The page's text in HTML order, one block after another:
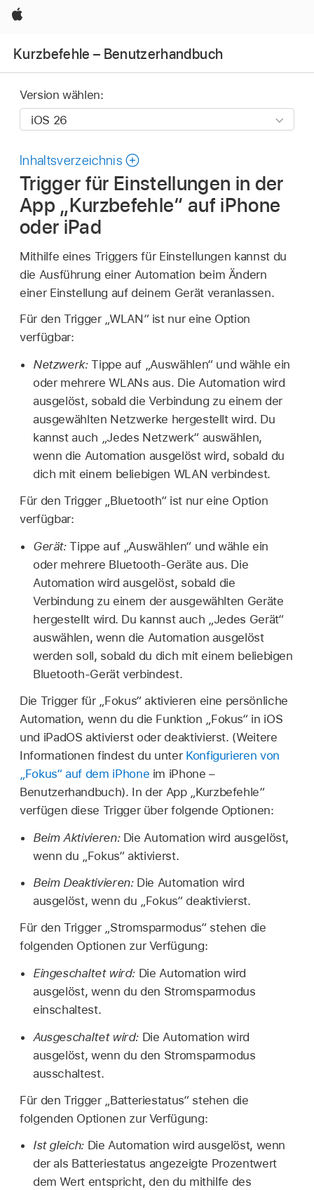
Apple
Kurzbefehle – Benutzerhandbuch
Version wählen:
Inhaltsverzeichnis
Trigger für Einstellungen in der
App „Kurzbefehle“ auf iPhone
oder iPad
Mithilfe eines Triggers für Einstellungen kannst du
die Ausführung einer Automation beim Ändern
einer Einstellung auf deinem Gerät veranlassen.
Für den Trigger „WLAN“ ist nur eine Option
verfügbar:
Netzwerk:Tippe auf „Auswählen“ und wähle ein
oder mehrere WLANs aus. Die Automation wird
ausgelöst, sobald die Verbindung zu einem der
ausgewählten Netzwerke hergestellt wird. Du
kannst auch „Jedes Netzwerk“ auswählen,
wenn die Automation ausgelöst wird, sobald du
dich mit einem beliebigen WLAN verbindest.
Für den Trigger „Bluetooth“ ist nur eine Option
verfügbar:
Gerät:Tippe auf „Auswählen“ und wähle ein
oder mehrere Bluetooth-Geräte aus. Die
Automation wird ausgelöst, sobald die
Verbindung zu einem der ausgewählten Geräte
hergestellt wird. Du kannst auch „Jedes Gerät“
auswählen, wenn die Automation ausgelöst
werden soll, sobald du dich mit einem beliebigen
Bluetooth-Gerät verbindest.
Die Trigger für „Fokus“ aktivieren eine persönliche
Automation, wenn du die Funktion „Fokus“ in iOS
und iPadOS aktivierst oder deaktivierst. (Weitere
Informationen findest du unter Konfigurieren von
„Fokus“ auf dem iPhone im iPhone –
Benutzerhandbuch). In der App „Kurzbefehle“
verfügen diese Trigger über folgende Optionen:
Beim Aktivieren:Die Automation wird ausgelöst,
wenn du „Fokus“ aktivierst.
Beim Deaktivieren:Die Automation wird
ausgelöst, wenn du „Fokus“ deaktivierst.
Für den Trigger „Stromsparmodus“ stehen die
folgenden Optionen zur Verfügung:
Eingeschaltet wird: Die Automation wird
ausgelöst, wenn du den Stromsparmodus
einschaltest.
Ausgeschaltet wird: Die Automation wird
ausgelöst, wenn du den Stromsparmodus
ausschaltest.
Für den Trigger „Batteriestatus“ stehen die
folgenden Optionen zur Verfügung:
Ist gleich:Die Automation wird ausgelöst, wenn
der als Batteriestatus angezeigte Prozentwert
dem Wert entspricht, den du mithilfe des